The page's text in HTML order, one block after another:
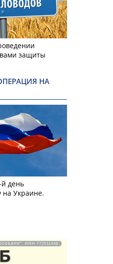
защиты
НА
день
Украине.
ИНН 772511448.